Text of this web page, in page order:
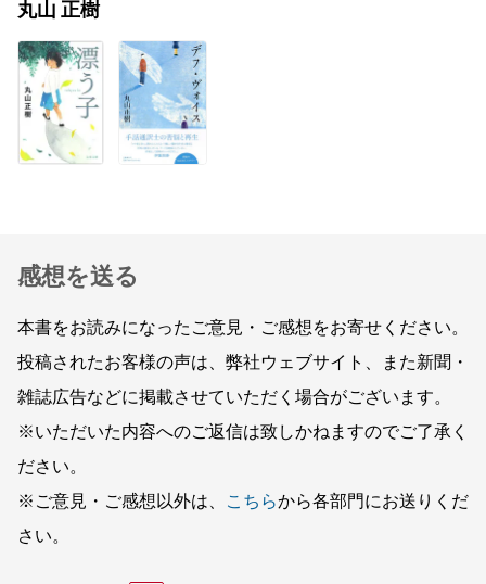
丸山 正樹
感想を送る
本書をお読みになったご意見・ご感想をお寄せください。
投稿されたお客様の声は、弊社ウェブサイト、また新聞・
雑誌広告などに掲載させていただく場合がございます。
※いただいた内容へのご返信は致しかねますのでご了承く
ださい。
※ご意見・ご感想以外は、
こちらから各部門にお送りくだ
さい。